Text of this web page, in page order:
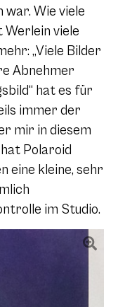
war. Wie viele
viele
„Viele Bilder
Abnehmer
hat es für
immer der
mir in diesem
Polaroid
eine kleine, sehr
im Studio.